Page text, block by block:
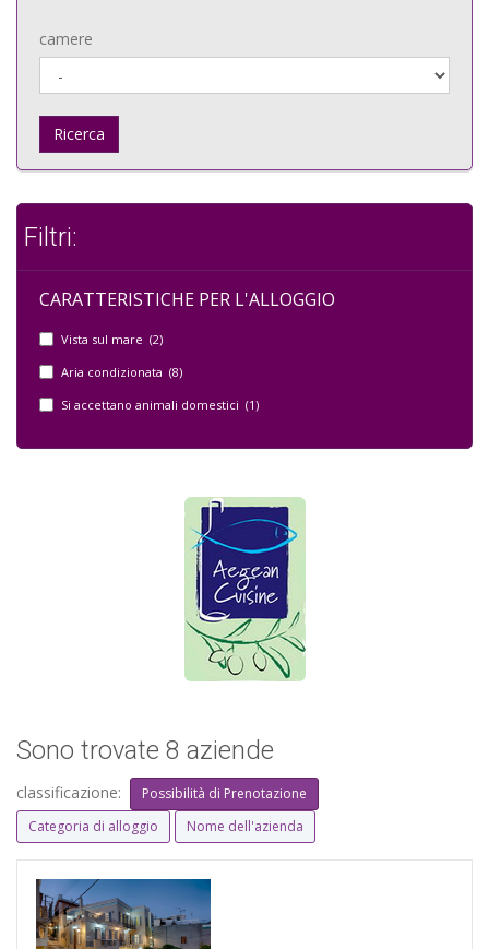
camere
Ricerca
Filtri:
CARATTERISTICHE PER L'ALLOGGIO
Vista sul mare (2)
Aria condizionata (8)
Si accettano animali domestici (1)
Sono trovate 8 aziende
classificazione:
Possibilità di Prenotazione
Categoria di alloggio
Nome dell'azienda